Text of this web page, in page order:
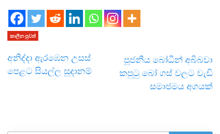
කාලීන පුවත්
අනිද්දා ඇරඹෙන උසස්
පෙළට සියල්ල සූදානම්
පූජනීය බෝධීන් අබිබවා
කපුටු බෝ ගස් වලට වැඩි
සමාජමය අගයක්